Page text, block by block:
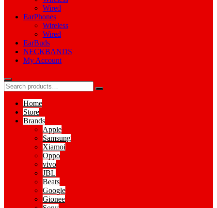
Wired
EarPhones
Wireless
Wired
EarBuds
NECKBANDS
My Account
Home
Store
Brands
Apple
Samsung
Xiamoi
Oppo
vivo
JBL
Beats
Google
Gionee